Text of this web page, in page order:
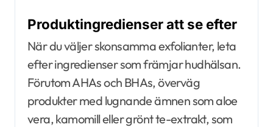
Produktingredienser att se efter
När du väljer skonsamma exfolianter, leta
efter ingredienser som främjar hudhälsan.
Förutom AHAs och BHAs, överväg
produkter med lugnande ämnen som aloe
vera, kamomill eller grönt te-extrakt, som